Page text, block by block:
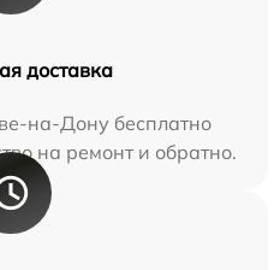
доставка
на-Дону бесплатно
на ремонт и обратно.